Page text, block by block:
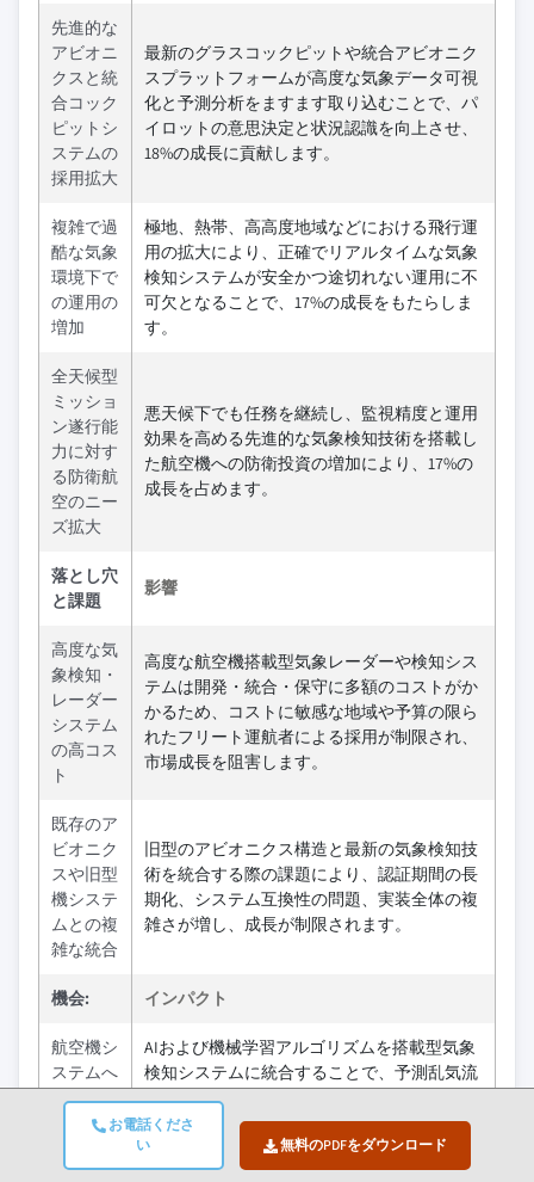
お電話くださ
い
無料のPDFをダウンロード
先進的な
アビオニ
クスと統
合コック
ピットシ
ステムの
採用拡大
最新のグラスコックピットや統合アビオニク
スプラットフォームが高度な気象データ可視
化と予測分析をますます取り込むことで、パ
イロットの意思決定と状況認識を向上させ、
18%の成長に貢献します。
複雑で過
酷な気象
環境下で
の運用の
増加
極地、熱帯、高高度地域などにおける飛行運
用の拡大により、正確でリアルタイムな気象
検知システムが安全かつ途切れない運用に不
可欠となることで、17%の成長をもたらしま
す。
全天候型
ミッショ
ン遂行能
力に対す
る防衛航
空のニー
ズ拡大
悪天候下でも任務を継続し、監視精度と運用
効果を高める先進的な気象検知技術を搭載し
た航空機への防衛投資の増加により、17%の
成長を占めます。
落とし穴
と課題
影響
高度な気
象検知・
レーダー
システム
の高コス
ト
高度な航空機搭載型気象レーダーや検知シス
テムは開発・統合・保守に多額のコストがか
かるため、コストに敏感な地域や予算の限ら
れたフリート運航者による採用が制限され、
市場成長を阻害します。
既存のア
ビオニク
スや旧型
機システ
ムとの複
雑な統合
旧型のアビオニクス構造と最新の気象検知技
術を統合する際の課題により、認証期間の長
期化、システム互換性の問題、実装全体の複
雑さが増し、成長が制限されます。
機会: インパクト
航空機シ
ステムへ
のAI駆動
型予測気
統合
AIおよび機械学習アルゴリズムを搭載型気象
検知システムに統合することで、予測乱気流
の予測、リアルタイムの危険識別、飛行経路
の最適化が可能になり、商用・軍用機の飛行
安全と運用効率の向上という強力な成長機会
をもたらします。